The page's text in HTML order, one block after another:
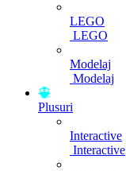
LEGO
LEGO
Modelaj
Modelaj
Plusuri
Interactive
Interactive